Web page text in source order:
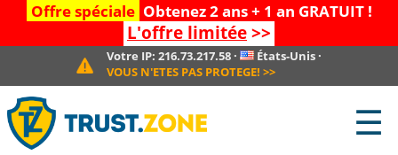
Offre spéciale Obtenez 2 ans + 1 an GRATUIT !
L'offre limitée>>
Votre IP:216.73.217.58 · États-Unis·
VOUS N'ETES PAS PROTEGE! >>
☰